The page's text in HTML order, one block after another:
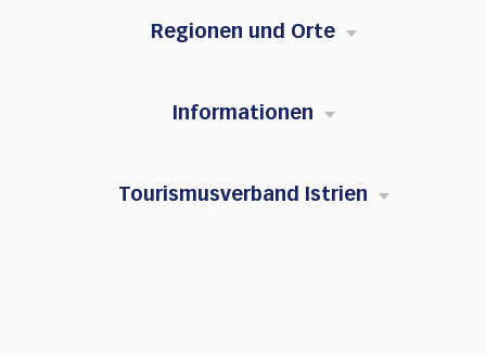
Regionen und Orte
Informationen
Tourismusverband Istrien